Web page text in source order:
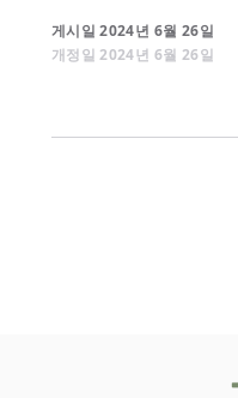
게시일2024년 6월 26일
개정일2024년 6월 26일